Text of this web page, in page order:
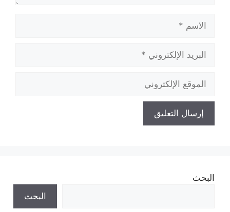
الإلكتروني
الإلكتروني
البحث
البحث